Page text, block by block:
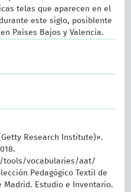
telas que aparecen en el
este siglo, posiblente
Países Bajos y Valencia.
Research Institute)».
tools/vocabularies/aat/
Pedagógico Textil de
Madrid. Estudio e Inventario.